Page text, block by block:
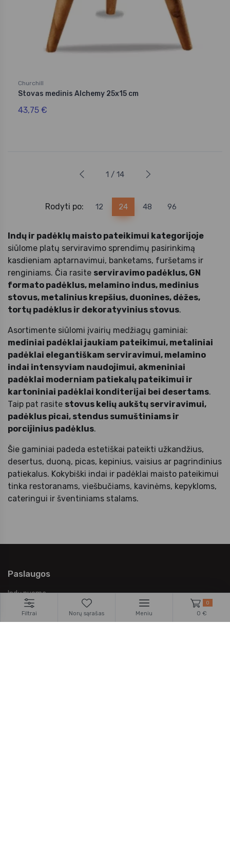
Churchill
Stovas medinis Alchemy 25x15 cm
43,75 €
1 / 14
Rodyti po: 12 24 48 96
Indų ir padėklų maisto pateikimui kategorijoje
siūlome platų serviravimo sprendimų pasirinkimą
kasdieniam aptarnavimui, banketams, furšetams ir
renginiams. Čia rasite serviravimo padėklus, GN
formato padėklus, melamino indus, medinius
stovus, metalinius krepšius, duonines, dėžes,
tortų padėklus ir dekoratyvinius stovus.
Asortimente siūlomi įvairių medžiagų gaminiai:
mediniai padėklai jaukiam pateikimui, metaliniai
padėklai elegantiškam serviravimui, melamino
indai intensyviam naudojimui, akmeniniai
padėklai moderniam patiekalų pateikimui ir
kartoniniai padėklai konditerijai bei desertams.
Taip pat rasite stovus kelių aukštų serviravimui,
padėklus picai, stendus sumuštiniams ir
porcijinius padėklus.
Šie gaminiai padeda estetiškai pateikti užkandžius,
desertus, duoną, picas, kepinius, vaisius ar pagrindinius
patiekalus. Kokybiški indai ir padėklai maisto pateikimui
tinka restoranams, viešbučiams, kavinėms, kepykloms,
cateringui ir šventiniams stalams.
Paslaugos
Indų nuoma
MONIN Studija
Įranga restoranams, kavinėms, barams
Filtrai Norų sąrašas Meniu
0
0 €